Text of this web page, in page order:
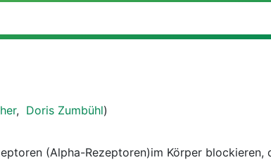
, Doris Zumbühl)
(Alpha-Rezeptoren)im Körper blockieren,